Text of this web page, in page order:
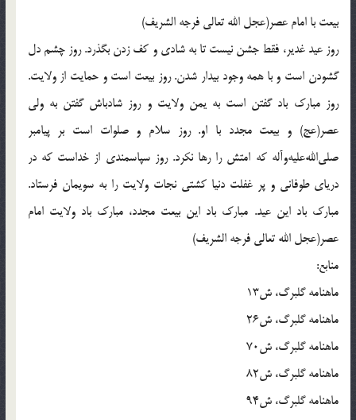
بیعت با امام عصر(عجل الله تعالی فرجه الشریف)
روز عید غدیر، فقط جشن نیست تا به شادی و کف زدن بگذرد. روز چشم دل
گشودن است و با همه وجود بیدار شدن. روز بیعت است و حمایت از ولایت.
روز مبارک باد گفتن است به یمن ولایت و روز شادباش گفتن به ولی
عصر(عج) و بیعت مجدد با او. روز سلام و صلوات است بر پیامبر
صلی‌الله‌علیه‌و‌آله که امتش را رها نکرد. روز سپاسمندی از خداست که در
دریای طوفانی و پر غفلت دنیا کشتی نجات ولایت را به سویمان فرستاد.
مبارک باد این عید. مبارک باد این بیعت مجدد، مبارک باد ولایت امام
عصر(عجل الله تعالی فرجه الشریف)
منابع:
ماهنامه گلبرگ، ش13
ماهنامه گلبرگ، ش26
ماهنامه گلبرگ، ش70
ماهنامه گلبرگ، ش82
ماهنامه گلبرگ، ش94